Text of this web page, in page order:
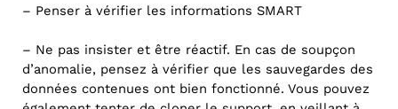
– Penser à vérifier les informations SMART
– Ne pas insister et être réactif. En cas de soupçon
d’anomalie, pensez à vérifier que les sauvegardes des
données contenues ont bien fonctionné. Vous pouvez